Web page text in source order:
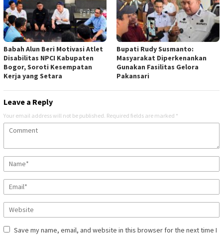
Babah Alun Beri Motivasi Atlet
Disabilitas NPCI Kabupaten
Bogor, Soroti Kesempatan
Kerja yang Setara
Bupati Rudy Susmanto:
Masyarakat Diperkenankan
Gunakan Fasilitas Gelora
Pakansari
Leave a Reply
Your email address will not be published. Required fields are marked *
Save my name, email, and website in this browser for the next time I